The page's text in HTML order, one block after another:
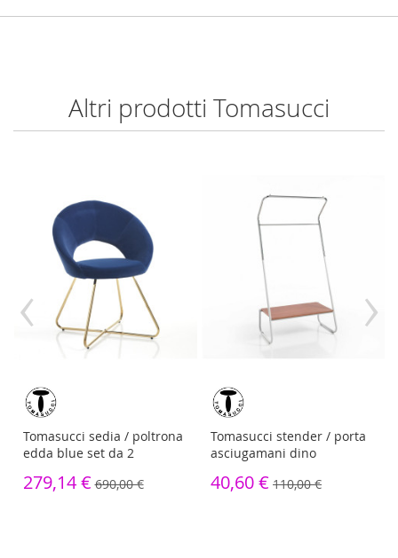
Altri prodotti Tomasucci
Tomasucci sedia / poltrona
edda blue set da 2
279,14 € 690,00 €
Tomasucci stender / porta
asciugamani dino
40,60 € 110,00 €
‹ ›